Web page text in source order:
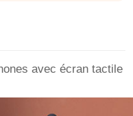
avec écran tactile